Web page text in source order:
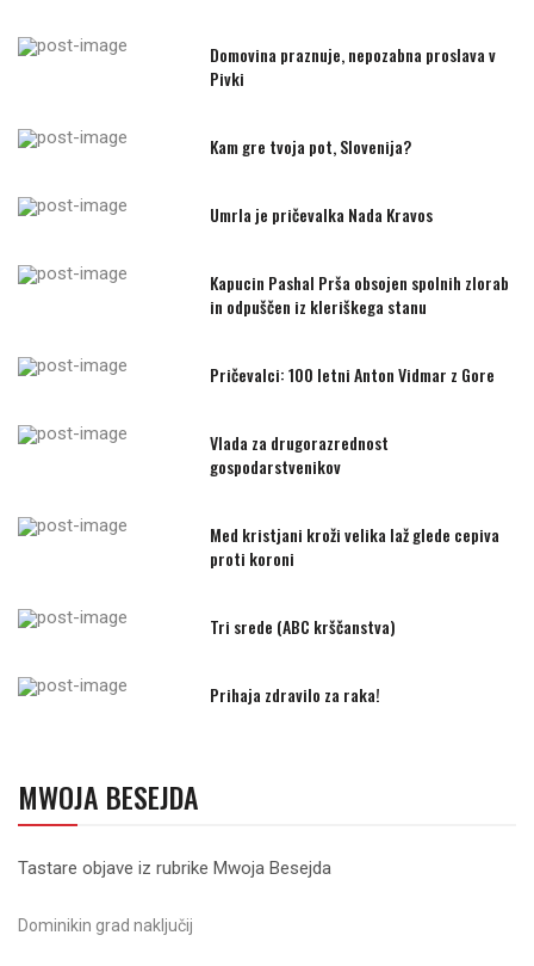
Domovina praznuje, nepozabna proslava v
Pivki
Kam gre tvoja pot, Slovenija?
Umrla je pričevalka Nada Kravos
Kapucin Pashal Prša obsojen spolnih zlorab
in odpuščen iz kleriškega stanu
Pričevalci: 100 letni Anton Vidmar z Gore
Vlada za drugorazrednost
gospodarstvenikov
Med kristjani kroži velika laž glede cepiva
proti koroni
Tri srede (ABC krščanstva)
Prihaja zdravilo za raka!
MWOJA BESEJDA
Tastare objave iz rubrike Mwoja Besejda
Dominikin grad naključij